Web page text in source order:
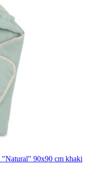
"Natural" 90x90 cm khaki